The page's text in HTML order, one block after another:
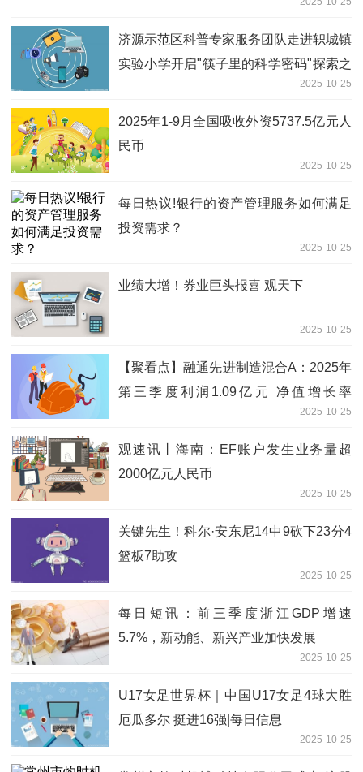
济源示范区科普专家服务团队走进轵城镇
实验小学开启"筷子里的科学密码"探索之
2025-10-25
2025年1-9月全国吸收外资5737.5亿元人
民币
2025-10-25
每日热议!银行的资产管理服务如何满足
投资需求？
2025-10-25
业绩大增！券业巨头报喜 观天下
2025-10-25
【聚看点】融通先进制造混合A：2025年
第三季度利润1.09亿元 净值增长率
2025-10-25
观速讯丨海南：EF账户发生业务量超
2000亿元人民币
2025-10-25
关键先生！科尔·安东尼14中9砍下23分4
篮板7助攻
2025-10-25
每日短讯：前三季度浙江GDP增速
5.7%，新动能、新兴产业加快发展
2025-10-25
U17女足世界杯｜中国U17女足4球大胜
厄瓜多尔 挺进16强|每日信息
2025-10-25